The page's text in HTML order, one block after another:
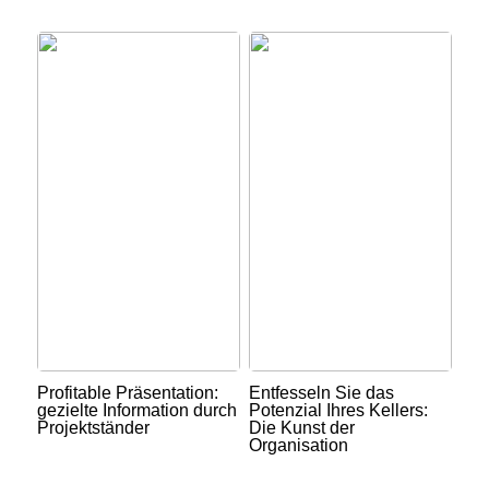
Profitable Präsentation:
gezielte Information durch
Projektständer
Entfesseln Sie das
Potenzial Ihres Kellers:
Die Kunst der
Organisation